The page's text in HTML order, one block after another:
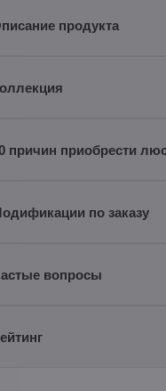
продукта
причин приобрести
по заказу
вопросы